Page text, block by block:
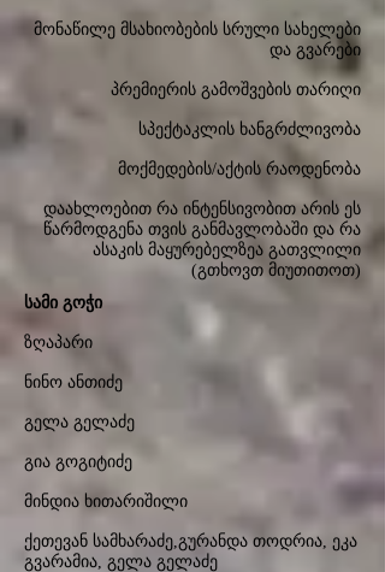
მონაწილე მსახიობების სრული სახელები
და გვარები
პრემიერის გამოშვების თარიღი
სპექტაკლის ხანგრძლივობა
მოქმედების/აქტის რაოდენობა
დაახლოებით რა ინტენსივობით არის ეს
წარმოდგენა თვის განმავლობაში და რა
ასაკის მაყურებელზეა გათვლილი
(გთხოვთ მიუთითოთ)
სამი გოჭი
ზღაპარი
ნინო ანთიძე
გელა გელაძე
გია გოგიტიძე
მინდია ხითარიშილი
ქეთევან სამხარაძე,გურანდა თოდრია, ეკა
გვარამია, გელა გელაძე